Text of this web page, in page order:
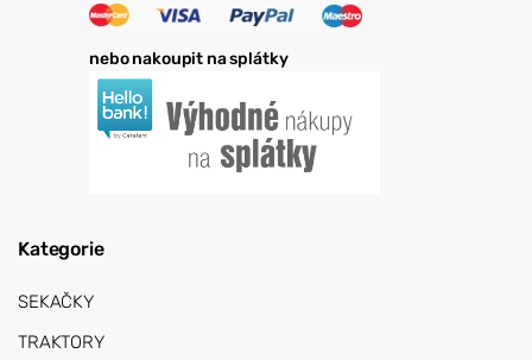
nebo nakoupit na splátky
Kategorie
SEKAČKY
TRAKTORY